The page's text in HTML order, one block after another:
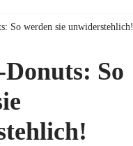
So werden sie unwiderstehlich!
So